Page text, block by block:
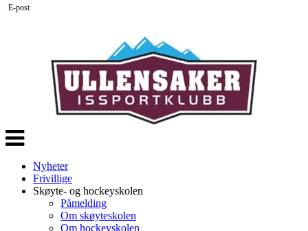
Veksle
navigasjon
Nyheter
Frivillige
Skøyte- og hockeyskolen
Påmelding
Om skøyteskolen
Om hockeyskolen
E-post